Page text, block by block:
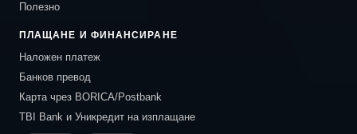
Полезно
ПЛАЩАНЕ И ФИНАНСИРАНЕ
Наложен платеж
Банков превод
Карта чрез BORICA/Postbank
TBI Bank и Уникредит на изплащане